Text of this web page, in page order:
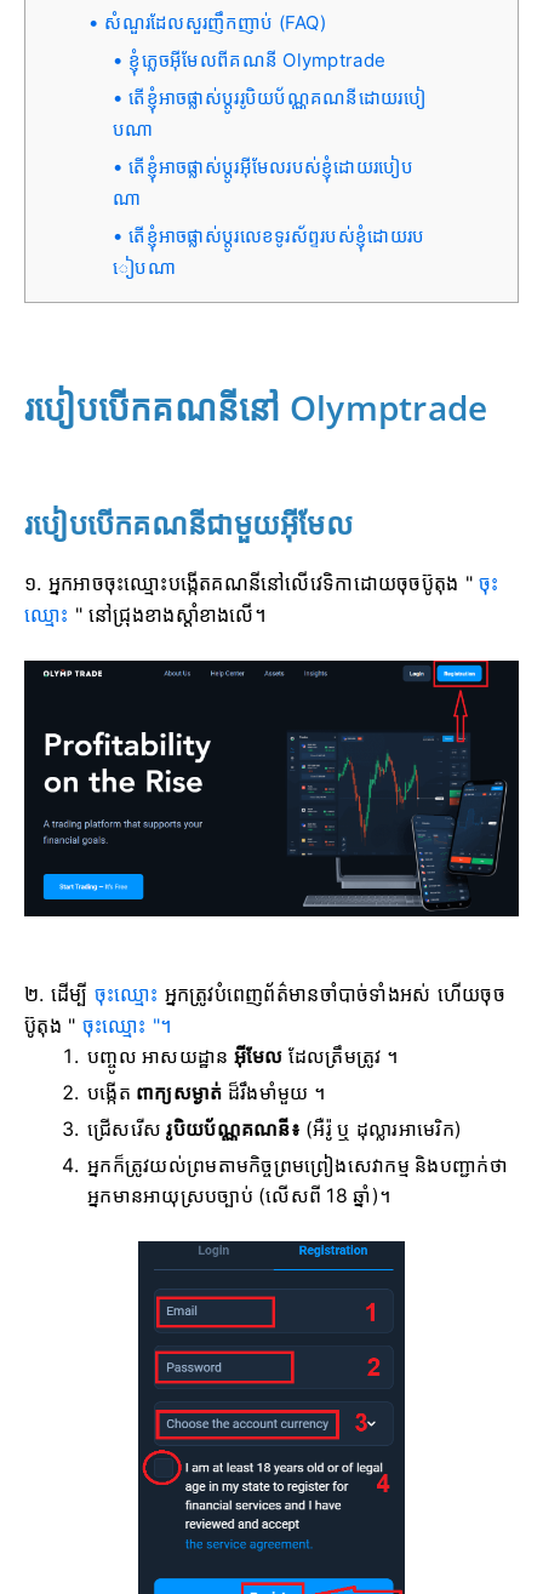
សំណួរដែលសួរញឹកញាប់ (FAQ)
ខ្ញុំភ្លេចអ៊ីមែលពីគណនី Olymptrade
តើខ្ញុំអាចផ្លាស់ប្តូររូបិយប័ណ្ណគណនីដោយរបៀ
បណា
តើខ្ញុំអាចផ្លាស់ប្តូរអ៊ីមែលរបស់ខ្ញុំដោយរបៀប
ណា
តើខ្ញុំអាចផ្លាស់ប្តូរលេខទូរស័ព្ទរបស់ខ្ញុំដោយរប
ៀបណា
របៀបបើកគណនីនៅ Olymptrade
របៀបបើកគណនីជាមួយអ៊ីមែល
១. អ្នកអាចចុះឈ្មោះបង្កើតគណនីនៅលើវេទិកាដោយចុចប៊ូតុង "ចុះ
ឈ្មោះ " នៅជ្រុងខាងស្តាំខាងលើ។
២. ដើម្បី ចុះឈ្មោះ អ្នកត្រូវបំពេញព័ត៌មានចាំបាច់ទាំងអស់ ហើយចុច
ប៊ូតុង " ចុះឈ្មោះ "។
បញ្ចូល អាសយដ្ឋាន អ៊ីមែល ដែលត្រឹមត្រូវ ។
បង្កើត ពាក្យសម្ងាត់ ដ៏រឹងមាំមួយ ។
ជ្រើសរើសរូបិយប័ណ្ណគណនី៖ (អឺរ៉ូ ឬ ដុល្លារអាមេរិក)
អ្នកក៏ត្រូវយល់ព្រមតាមកិច្ចព្រមព្រៀងសេវាកម្ម និងបញ្ជាក់ថា
អ្នកមានអាយុស្របច្បាប់ (លើសពី 18 ឆ្នាំ)។